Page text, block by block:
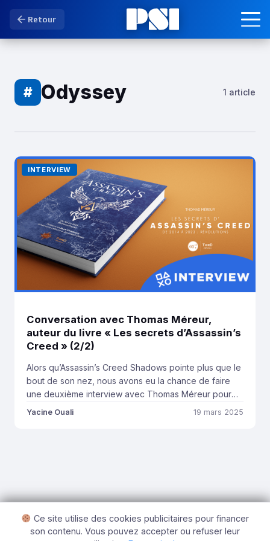
Retour
# Odyssey 1 article
INTERVIEW
Conversation avec Thomas Méreur,
auteur du livre « Les secrets d’Assassin’s
Creed » (2/2)
Alors qu’Assassin’s Creed Shadows pointe plus que le
bout de son nez, nous avons eu la chance de faire
une deuxième interview avec Thomas Méreur pour
parler du 2ème tome de son ouvrage « Les secrets
Yacine Ouali 19 mars 2025
Ce site utilise des cookies publicitaires pour financer
son contenu. Vous pouvez accepter ou refuser leur